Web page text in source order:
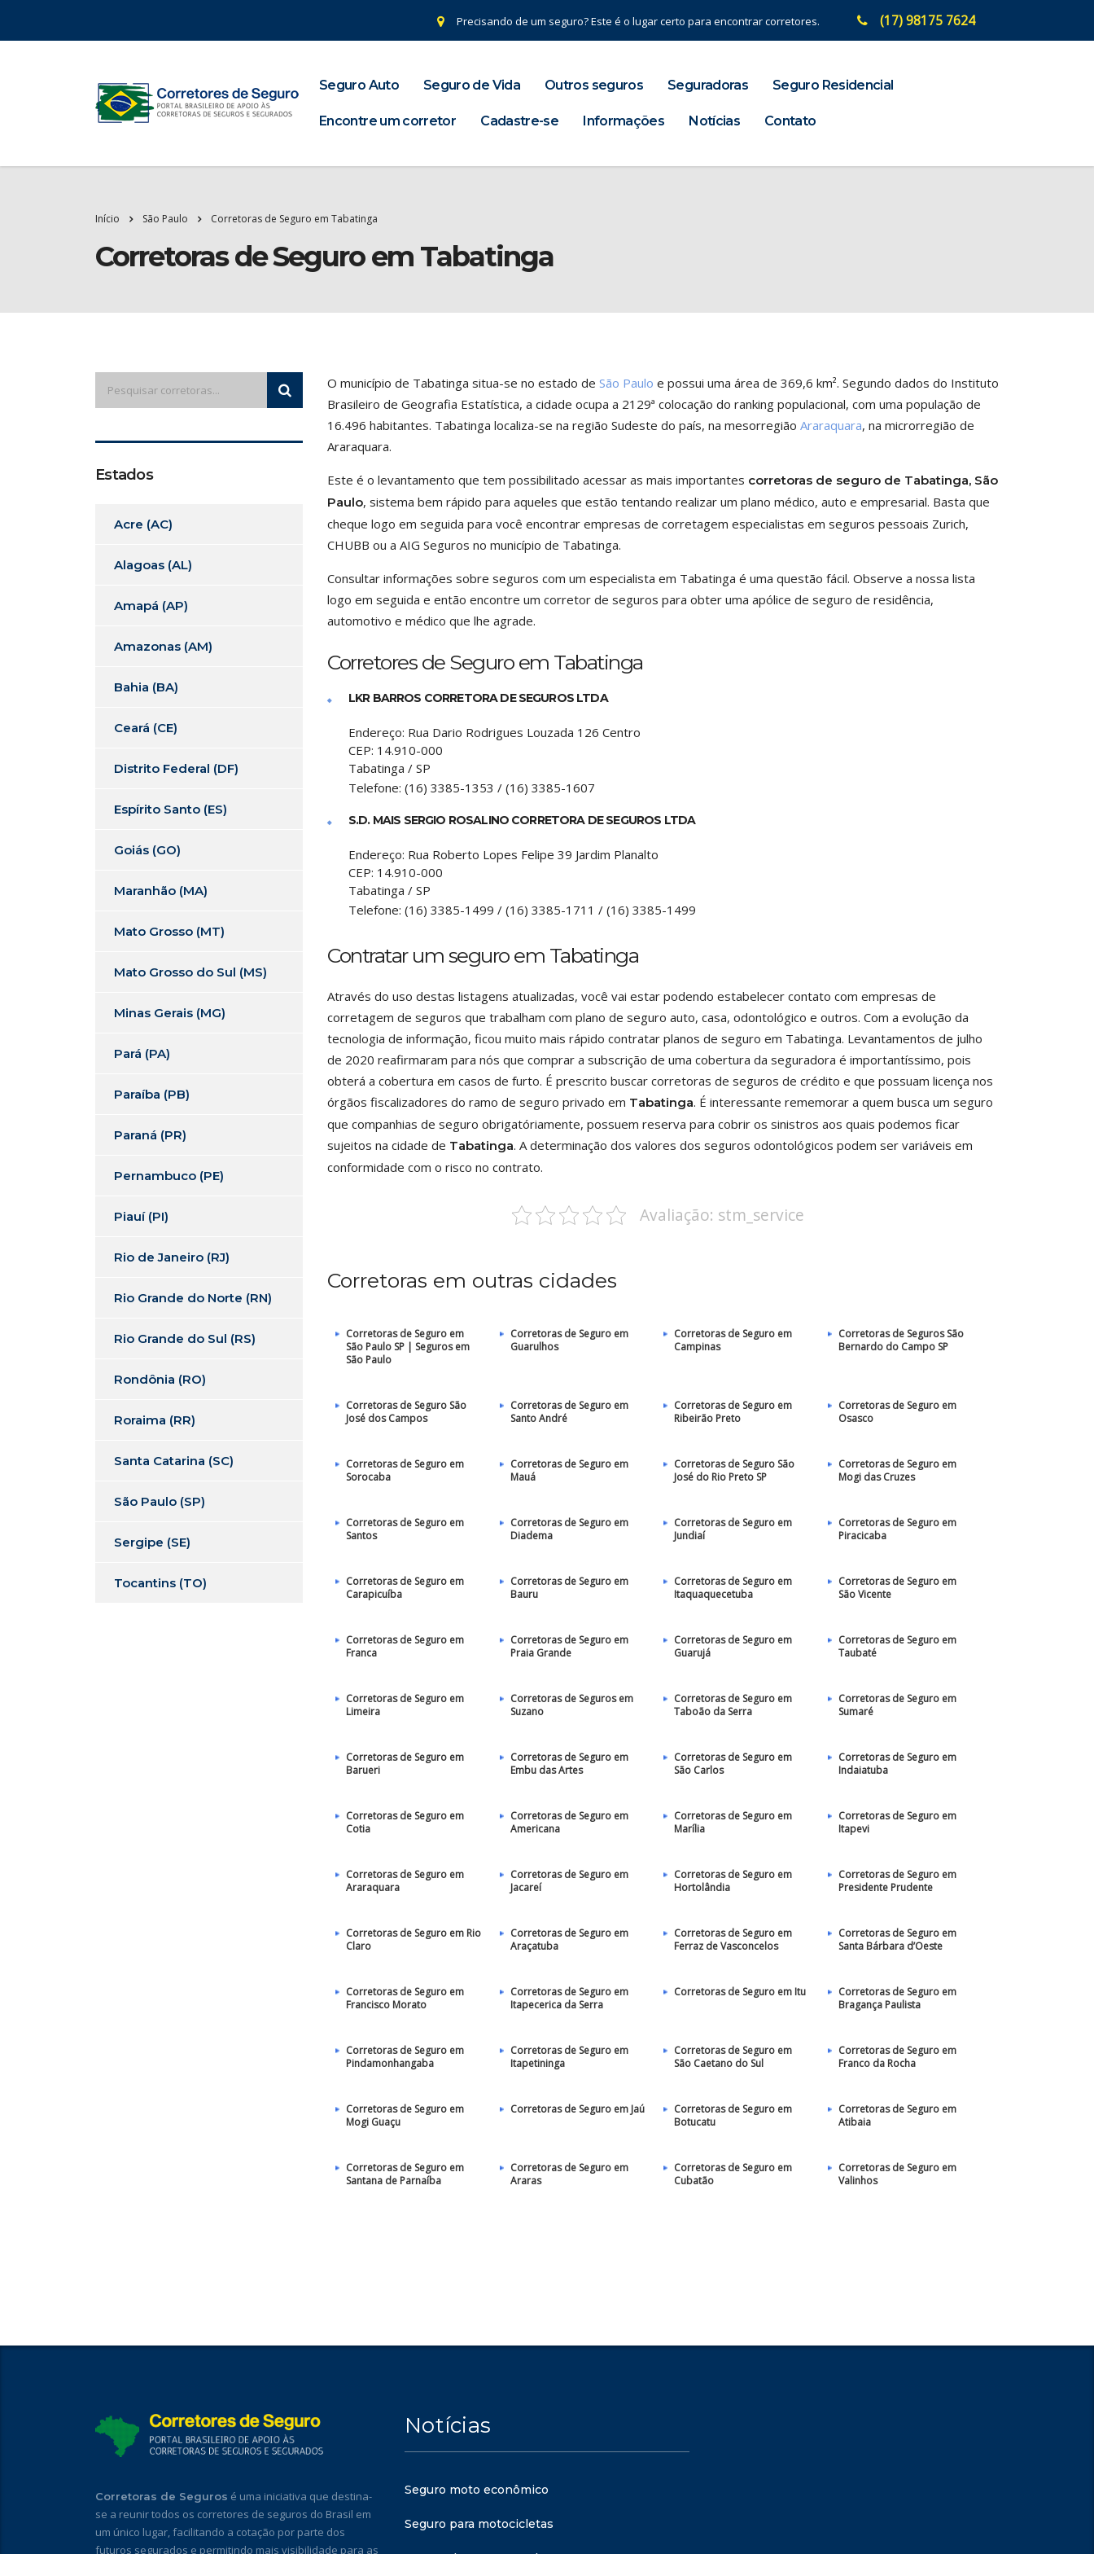
Precisando de um seguro? Este é o lugar certo para encontrar corretores. (17) 98175 7624
Seguro Auto Seguro de Vida Outros seguros Seguradoras Seguro Residencial
Encontre um corretor Cadastre-se Informações Notícias Contato
Início São Paulo Corretoras de Seguro em Tabatinga
Corretoras de Seguro em Tabatinga
O município de Tabatinga situa-se no estado de São Paulo e possui uma área de 369,6 km². Segundo dados do Instituto
Brasileiro de Geografia Estatística, a cidade ocupa a 2129ª colocação do ranking populacional, com uma população de
16.496 habitantes. Tabatinga localiza-se na região Sudeste do país, na mesorregião Araraquara, na microrregião de
Araraquara.
Este é o levantamento que tem possibilitado acessar as mais importantes corretoras de seguro de Tabatinga, São
Paulo, sistema bem rápido para aqueles que estão tentando realizar um plano médico, auto e empresarial. Basta que
cheque logo em seguida para você encontrar empresas de corretagem especialistas em seguros pessoais Zurich,
CHUBB ou a AIG Seguros no município de Tabatinga.
Consultar informações sobre seguros com um especialista em Tabatinga é uma questão fácil. Observe a nossa lista
logo em seguida e então encontre um corretor de seguros para obter uma apólice de seguro de residência,
automotivo e médico que lhe agrade.
Corretores de Seguro em Tabatinga
LKR BARROS CORRETORA DE SEGUROS LTDA
Endereço: Rua Dario Rodrigues Louzada 126 Centro
CEP: 14.910-000
Tabatinga / SP
Telefone: (16) 3385-1353 / (16) 3385-1607
S.D. MAIS SERGIO ROSALINO CORRETORA DE SEGUROS LTDA
Endereço: Rua Roberto Lopes Felipe 39 Jardim Planalto
CEP: 14.910-000
Tabatinga / SP
Telefone: (16) 3385-1499 / (16) 3385-1711 / (16) 3385-1499
Contratar um seguro em Tabatinga
Através do uso destas listagens atualizadas, você vai estar podendo estabelecer contato com empresas de
corretagem de seguros que trabalham com plano de seguro auto, casa, odontológico e outros. Com a evolução da
tecnologia de informação, ficou muito mais rápido contratar planos de seguro em Tabatinga. Levantamentos de julho
de 2020 reafirmaram para nós que comprar a subscrição de uma cobertura da seguradora é importantíssimo, pois
obterá a cobertura em casos de furto. É prescrito buscar corretoras de seguros de crédito e que possuam licença nos
órgãos fiscalizadores do ramo de seguro privado em Tabatinga. É interessante rememorar a quem busca um seguro
que companhias de seguro obrigatóriamente, possuem reserva para cobrir os sinistros aos quais podemos ficar
sujeitos na cidade de Tabatinga. A determinação dos valores dos seguros odontológicos podem ser variáveis em
conformidade com o risco no contrato.
Avaliação: stm_service
Corretoras em outras cidades
Corretoras de Seguro em
São Paulo SP | Seguros em
São Paulo
Corretoras de Seguro em
Guarulhos
Corretoras de Seguro em
Campinas
Corretoras de Seguros São
Bernardo do Campo SP
Corretoras de Seguro São
José dos Campos
Corretoras de Seguro em
Santo André
Corretoras de Seguro em
Ribeirão Preto
Corretoras de Seguro em
Osasco
Corretoras de Seguro em
Sorocaba
Corretoras de Seguro em
Mauá
Corretoras de Seguro São
José do Rio Preto SP
Corretoras de Seguro em
Mogi das Cruzes
Corretoras de Seguro em
Santos
Corretoras de Seguro em
Diadema
Corretoras de Seguro em
Jundiaí
Corretoras de Seguro em
Piracicaba
Corretoras de Seguro em
Carapicuíba
Corretoras de Seguro em
Bauru
Corretoras de Seguro em
Itaquaquecetuba
Corretoras de Seguro em
São Vicente
Corretoras de Seguro em
Franca
Corretoras de Seguro em
Praia Grande
Corretoras de Seguro em
Guarujá
Corretoras de Seguro em
Taubaté‎
Corretoras de Seguro em
Limeira
Corretoras de Seguros em
Suzano
Corretoras de Seguro em
Taboão da Serra
Corretoras de Seguro em
Sumaré
Corretoras de Seguro em
Barueri
Corretoras de Seguro em
Embu das Artes
Corretoras de Seguro em
São Carlos
Corretoras de Seguro em
Indaiatuba
Corretoras de Seguro em
Cotia
Corretoras de Seguro em
Americana
Corretoras de Seguro em
Marília
Corretoras de Seguro em
Itapevi
Corretoras de Seguro em
Araraquara
Corretoras de Seguro em
Jacareí
Corretoras de Seguro em
Hortolândia
Corretoras de Seguro em
Presidente Prudente
Corretoras de Seguro em Rio
Claro
Corretoras de Seguro em
Araçatuba
Corretoras de Seguro em
Ferraz de Vasconcelos
Corretoras de Seguro em
Santa Bárbara d’Oeste
Corretoras de Seguro em
Francisco Morato
Corretoras de Seguro em
Itapecerica da Serra
Corretoras de Seguro em Itu
Corretoras de Seguro em
Bragança Paulista
Corretoras de Seguro em
Pindamonhangaba
Corretoras de Seguro em
Itapetininga
Corretoras de Seguro em
São Caetano do Sul
Corretoras de Seguro em
Franco da Rocha
Corretoras de Seguro em
Mogi Guaçu
Corretoras de Seguro em Jaú
Corretoras de Seguro em
Botucatu
Corretoras de Seguro em
Atibaia
Corretoras de Seguro em
Santana de Parnaíba
Corretoras de Seguro em
Araras
Corretoras de Seguro em
Cubatão
Corretoras de Seguro em
Valinhos
Estados
Acre (AC)
Alagoas (AL)
Amapá (AP)
Amazonas (AM)
Bahia (BA)
Ceará (CE)
Distrito Federal (DF)
Espírito Santo (ES)
Goiás (GO)
Maranhão (MA)
Mato Grosso (MT)
Mato Grosso do Sul (MS)
Minas Gerais (MG)
Pará (PA)
Paraíba (PB)
Paraná (PR)
Pernambuco (PE)
Piauí (PI)
Rio de Janeiro (RJ)
Rio Grande do Norte (RN)
Rio Grande do Sul (RS)
Rondônia (RO)
Roraima (RR)
Santa Catarina (SC)
São Paulo (SP)
Sergipe (SE)
Tocantins (TO)
Corretoras de Seguros é uma iniciativa que destina-
se a reunir todos os corretores de seguros do Brasil em
um único lugar, facilitando a cotação por parte dos
futuros segurados e permitindo mais visibilidade para as
Notícias
Seguro moto econômico
Seguro para motocicletas